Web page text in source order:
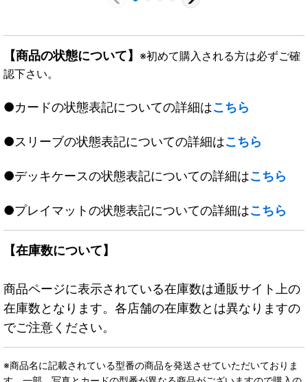
【商品の状態について】 ※初めて購入される方は必ずご確
認下さい。
●カードの状態表記についての詳細はこちら
●スリーブの状態表記についての詳細はこちら
●デッキケースの状態表記についての詳細はこちら
●プレイマットの状態表記についての詳細はこちら
【在庫数について】
商品ページに表示されている在庫数は通販サイト上の
在庫数となります。各店舗の在庫数とは異なりますの
でご注意ください。
※商品名に記載されている型番の商品を発送させていただいておりま